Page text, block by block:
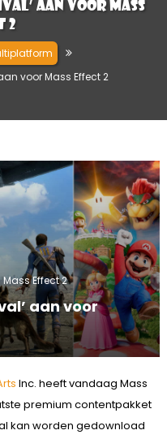
aan voor Mass
2
voor Mass Effect 2
Mass Effect 2
aan voor
Inc. heeft vandaag Mass
premium contentpakket
kan worden gedownload